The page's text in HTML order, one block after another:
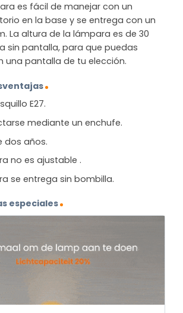
es fácil de manejar con un
en la base y se entrega con un
La altura de la lámpara es de 30
sin pantalla, para que puedas
una pantalla de tu elección.
E27.
mediante un enchufe.
dos años.
no es ajustable .
se entrega sin bombilla.
especiales